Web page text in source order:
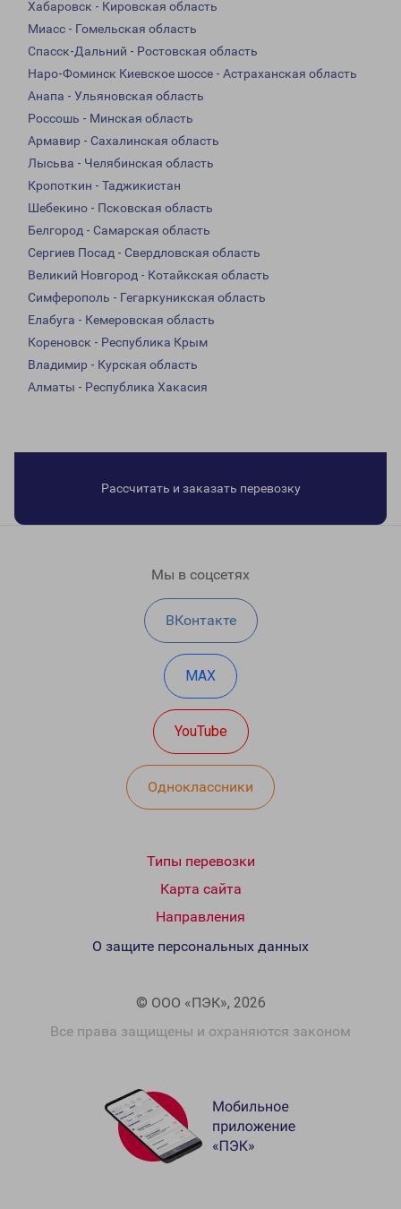
Хабаровск - Кировская область
Миасс - Гомельская область
Спасск-Дальний - Ростовская область
Наро-Фоминск Киевское шоссе - Астраханская область
Анапа - Ульяновская область
Россошь - Минская область
Армавир - Сахалинская область
Лысьва - Челябинская область
Кропоткин - Таджикистан
Шебекино - Псковская область
Белгород - Самарская область
Сергиев Посад - Свердловская область
Великий Новгород - Котайкская область
Симферополь - Гегаркуникская область
Елабуга - Кемеровская область
Кореновск - Республика Крым
Владимир - Курская область
Алматы - Республика Хакасия
Рассчитать и заказать перевозку
Мы в соцсетях
ВКонтакте
MAX
YouTube
Одноклассники
Типы перевозки
Карта сайта
Направления
© ООО «ПЭК», 2026
Все права защищены и охраняются законом
О защите персональных данных